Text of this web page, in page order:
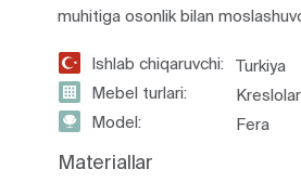
muhitiga osonlik bilan
Ishlab chiqaruvchi:
Turkiya
Mebel turlari:
Kreslolar
Model:
Fera
Materiallar